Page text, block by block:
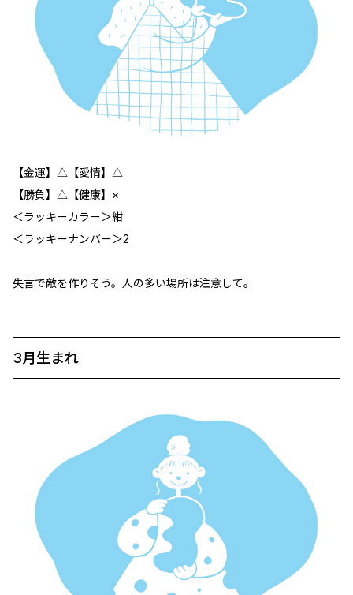
【金運】△【愛情】△
【勝負】△【健康】×
＜ラッキーカラー＞紺
＜ラッキーナンバー＞2
失言で敵を作りそう。人の多い場所は注意して。
3月生まれ